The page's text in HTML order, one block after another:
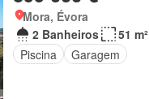
Mora, Évora
2 Banheiros
51 m²
Piscina
Garagem